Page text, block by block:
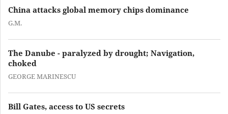
China attacks global memory chips dominance
G.M.
The Danube - paralyzed by drought; Navigation,
choked
GEORGE MARINESCU
Bill Gates, access to US secrets